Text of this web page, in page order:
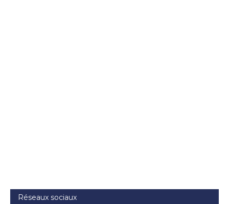
Réseaux sociaux